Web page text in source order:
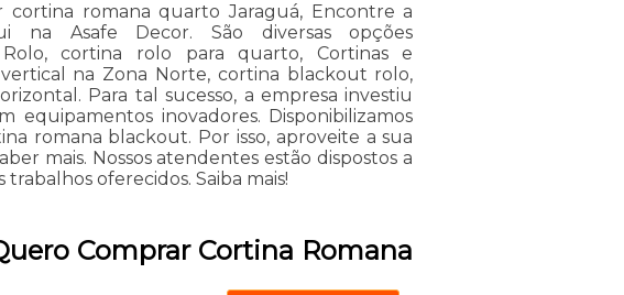
romana quarto Jaraguá, Encontre a
na Asafe Decor. São diversas opções
Rolo, cortina rolo para quarto, Cortinas e
vertical na Zona Norte, cortina blackout rolo,
Para tal sucesso, a empresa investiu
equipamentos inovadores. Disponibilizamos
romana blackout. Por isso, aproveite a sua
mais. Nossos atendentes estão dispostos a
trabalhos oferecidos. Saiba mais!
Comprar Cortina Romana